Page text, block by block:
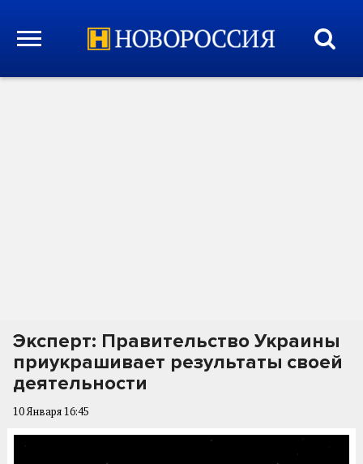
Эксперт: Правительство Украины
приукрашивает результаты своей
деятельности
10 Января 16:45